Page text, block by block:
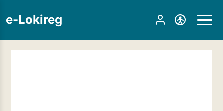
e-Lokireg